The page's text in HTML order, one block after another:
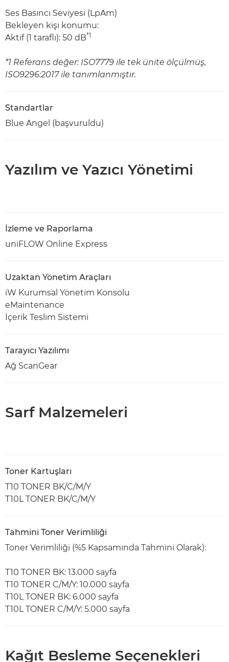
Ses Basıncı Seviyesi (LpAm)
Bekleyen kişi konumu:
Aktif (1 taraflı): 50 dB*1
*1 Referans değer: ISO7779 ile tek ünite ölçülmüş,
ISO9296:2017 ile tanımlanmıştır.
Standartlar
Blue Angel (başvuruldu)
Yazılım ve Yazıcı Yönetimi
İzleme ve Raporlama
uniFLOW Online Express
Uzaktan Yönetim Araçları
iW Kurumsal Yönetim Konsolu
eMaintenance
İçerik Teslim Sistemi
Tarayıcı Yazılımı
Ağ ScanGear
Sarf Malzemeleri
Toner Kartuşları
T10 TONER BK/C/M/Y
T10L TONER BK/C/M/Y
Tahmini Toner Verimliliği
Toner Verimliliği (%5 Kapsamında Tahmini Olarak):
T10 TONER BK: 13.000 sayfa
T10 TONER C/M/Y: 10.000 sayfa
T10L TONER BK: 6.000 sayfa
T10L TONER C/M/Y: 5.000 sayfa
Kağıt Besleme Seçenekleri